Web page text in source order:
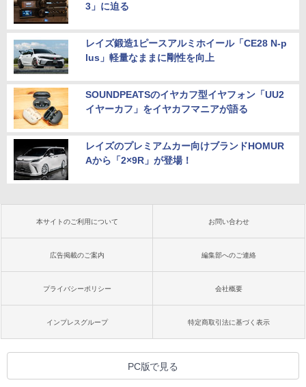
3」に迫る
レイズ鍛造1ピースアルミホイール「CE28 N-p
lus」軽量なままに剛性を向上
SOUNDPEATSのイヤカフ型イヤフォン「UU2
イヤーカフ」をイヤカフマニアが語る
レイズのプレミアムカー向けブランドHOMUR
Aから「2×9R」が登場！
本サイトのご利用について お問い合わせ
広告掲載のご案内 編集部へのご連絡
プライバシーポリシー 会社概要
インプレスグループ 特定商取引法に基づく表示
PC版で見る